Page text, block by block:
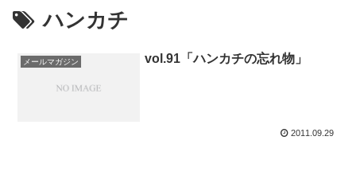
ハンカチ
メールマガジン vol.91「ハンカチの忘れ物」
2011.09.29